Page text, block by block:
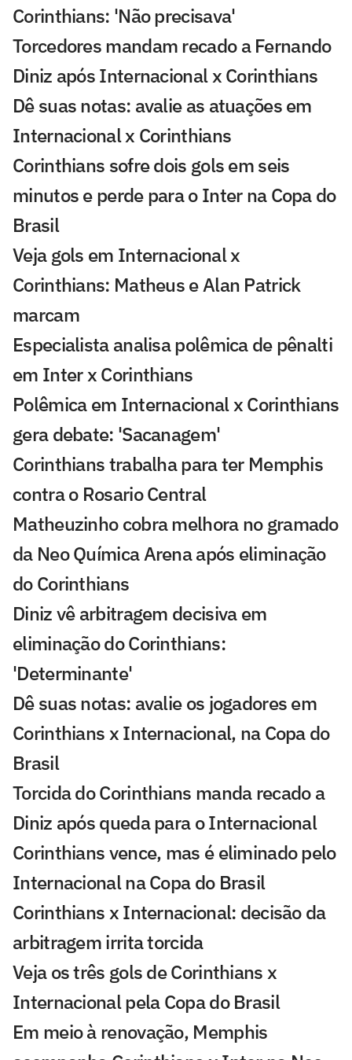
Corinthians: 'Não precisava'
Torcedores mandam recado a Fernando
Diniz após Internacional x Corinthians
Dê suas notas: avalie as atuações em
Internacional x Corinthians
Corinthians sofre dois gols em seis
minutos e perde para o Inter na Copa do
Brasil
Veja gols em Internacional x
Corinthians: Matheus e Alan Patrick
marcam
Especialista analisa polêmica de pênalti
em Inter x Corinthians
Polêmica em Internacional x Corinthians
gera debate: 'Sacanagem'
Corinthians trabalha para ter Memphis
contra o Rosario Central
Matheuzinho cobra melhora no gramado
da Neo Química Arena após eliminação
do Corinthians
Diniz vê arbitragem decisiva em
eliminação do Corinthians:
'Determinante'
Dê suas notas: avalie os jogadores em
Corinthians x Internacional, na Copa do
Brasil
Torcida do Corinthians manda recado a
Diniz após queda para o Internacional
Corinthians vence, mas é eliminado pelo
Internacional na Copa do Brasil
Corinthians x Internacional: decisão da
arbitragem irrita torcida
Veja os três gols de Corinthians x
Internacional pela Copa do Brasil
Em meio à renovação, Memphis